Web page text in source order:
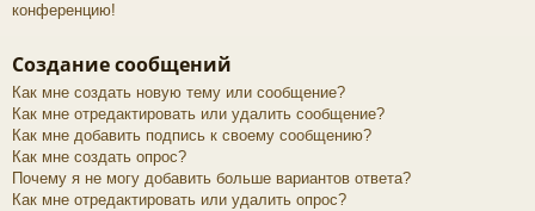
конференцию!
Создание сообщений
Как мне создать новую тему или сообщение?
Как мне отредактировать или удалить сообщение?
Как мне добавить подпись к своему сообщению?
Как мне создать опрос?
Почему я не могу добавить больше вариантов ответа?
Как мне отредактировать или удалить опрос?